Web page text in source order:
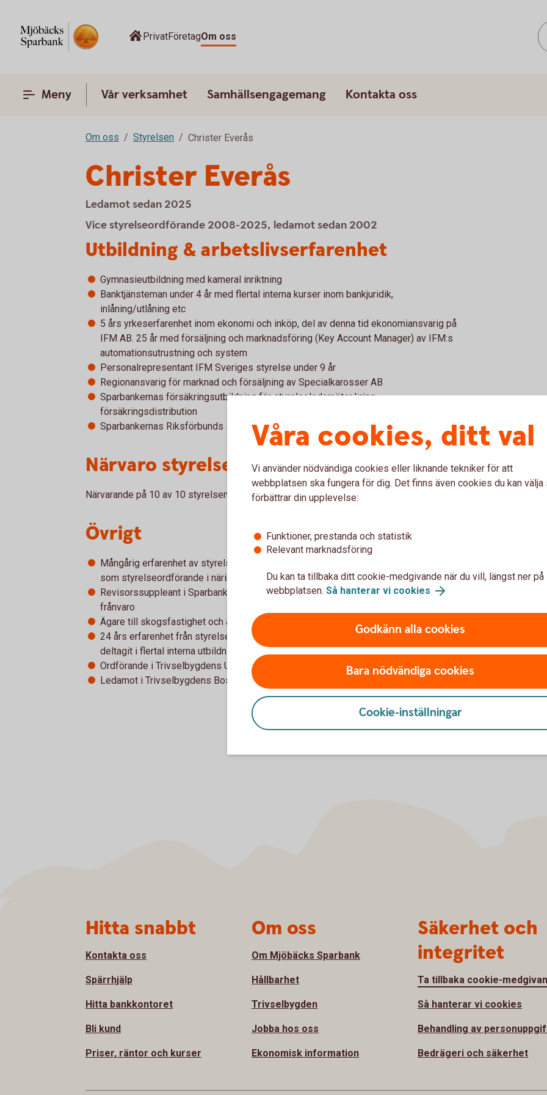
PrivatFöretagOm oss
Meny Vår verksamhet Samhällsengagemang Kontakta oss
Om oss Styrelsen Christer Everås
Christer Everås
Ledamot sedan 2025
Vice styrelseordförande 2008-2025, ledamot sedan 2002
Utbildning & arbetslivserfarenhet
Gymnasieutbildning med kameral inriktning
Banktjänsteman under 4 år med flertal interna kurser inom bankjuridik,
inlåning/utlåning etc
5 års yrkeserfarenhet inom ekonomi och inköp, del av denna tid ekonomiansvarig på
IFM AB. 25 år med försäljning och marknadsföring (Key Account Manager) av IFM:s
automationsutrustning och system
Personalrepresentant IFM Sveriges styrelse under 9 år
Regionansvarig för marknad och försäljning av Specialkarosser AB
Sparbankernas försäkringsutbildning för styrelseledamöter kring
försäkringsdistribution
Sparbankernas Riksförbunds styrelseutbildning
Närvaro styrelsemöten
Närvarande på 10 av 10 styrelsemöten 2025.
Övrigt
Mångårig erfarenhet av styrelsearbete och revisorsuppdrag inom föreningslivet och
som styrelseordförande i näringslivsutvecklingsföretag
Revisorssuppleant i Sparbank varav del av tiden tillförordnad under ordinarie revisors
frånvaro
Ägare till skogsfastighet och är väl insatt i ekonomiska frågor kring skogsnäring
24 års erfarenhet från styrelsearbete i Sparbank, inom ramen av styrelseuppdraget
deltagit i flertal interna utbildningar
Ordförande i Trivselbygdens Utveckling AB
Ledamot i Trivselbygdens Bostad AB
Våra cookies, ditt val
Vi använder nödvändiga cookies eller liknande tekniker för att
webbplatsen ska fungera för dig. Det finns även cookies du kan välja
förbättrar din upplevelse:
Funktioner, prestanda och statistik
Relevant marknadsföring
Du kan ta tillbaka ditt cookie-medgivande när du vill, längst ner på
webbplatsen. Så hanterar vi cookies
Godkänn alla cookies
Bara nödvändiga cookies
Cookie-inställningar
Hitta snabbt
Kontakta oss
Spärrhjälp
Hitta bankkontoret
Bli kund
Priser, räntor och kurser
Om oss
Om Mjöbäcks Sparbank
Hållbarhet
Trivselbygden
Jobba hos oss
Ekonomisk information
Säkerhet och
integritet
Ta tillbaka cookie-
Så hanterar vi cookies
Behandling av
Bedrägeri och säkerhet